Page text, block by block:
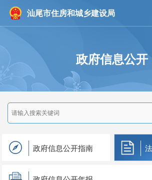
汕尾市住房和城乡建设局
政府信息公开
政府信息公开指南